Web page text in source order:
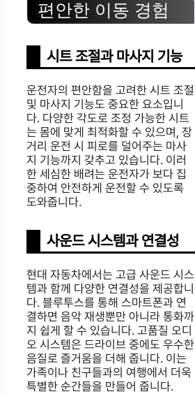
편안한 이동 경험
시트 조절과 마사지 기능
운전자의 편안함을 고려한 시트 조절
및 마사지 기능도 중요한 요소입니
다. 다양한 각도로 조정 가능한 시트
는 몸에 맞게 최적화할 수 있으며, 장
거리 운전 시 피로를 덜어주는 마사
지 기능까지 갖추고 있습니다. 이러
한 세심한 배려는 운전자가 보다 집
중하여 안전하게 운전할 수 있도록
도와줍니다.
사운드 시스템과 연결성
현대 자동차에서는 고급 사운드 시스
템과 함께 다양한 연결성을 제공합니
다. 블루투스를 통해 스마트폰과 연
결하면 음악 재생뿐만 아니라 통화까
지 쉽게 할 수 있습니다. 고품질 오디
오 시스템은 드라이브 중에도 우수한
음질로 즐거움을 더해 줍니다. 이는
가족이나 친구들과의 여행에서 더욱
특별한 순간들을 만들어 줍니다.